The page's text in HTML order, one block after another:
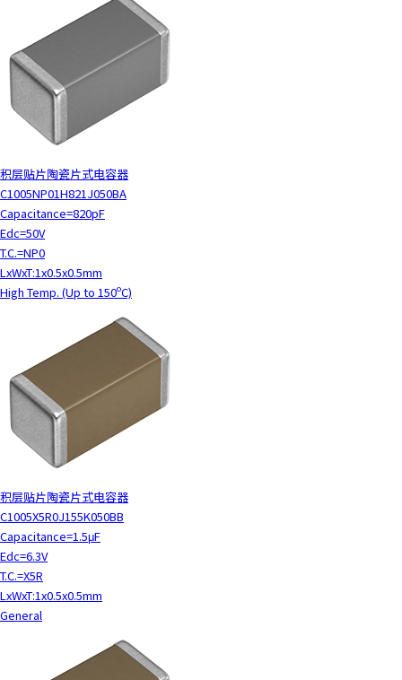
积层贴片陶瓷片式电容器
C1005NP01H821J050BA
Capacitance=820pF
Edc=50V
T.C.=NP0
LxWxT:1x0.5x0.5mm
High Temp. (Up to 150ºC)
积层贴片陶瓷片式电容器
C1005X5R0J155K050BB
Capacitance=1.5μF
Edc=6.3V
T.C.=X5R
LxWxT:1x0.5x0.5mm
General